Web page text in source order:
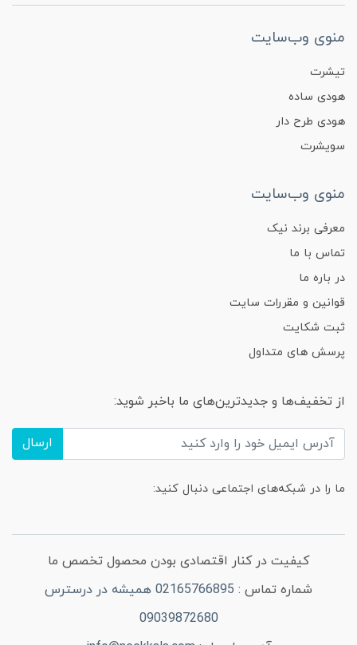
منوی وب‌سایت
تیشرت
هودی ساده
هودی طرح دار
سویشرت
منوی وب‌سایت
معرفی برند نیک
تماس با ما
در باره ما
قوانین و مقررات سایت
ثبت شکایت
پرسش های متداول
از تخفیف‌ها و جدیدترین‌های ما باخبر شوید:
ارسال
ما را در شبکه‌های اجتماعی دنبال کنید:
کیفیت در کنار اقتصادی بودن محصول تخصص ما
شماره تماس :
02165766895 همیشه در درسترس
09039872680